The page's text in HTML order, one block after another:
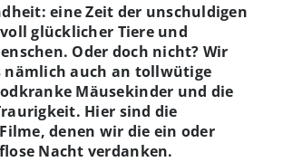
eine Zeit der unschuldigen
glücklicher Tiere und
Oder doch nicht? Wir
nämlich auch an tollwütige
Mäusekinder und die
Hier sind die
denen wir die ein oder
Nacht verdanken.